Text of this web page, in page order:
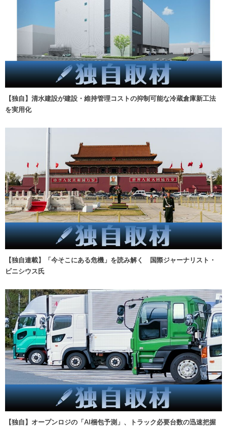
【独自】清水建設が建設・維持管理コストの抑制可能な冷蔵倉庫新工法
を実用化
【独自連載】「今そこにある危機」を読み解く 国際ジャーナリスト・
ビニシウス氏
【独自】オープンロジの「AI梱包予測」、トラック必要台数の迅速把握